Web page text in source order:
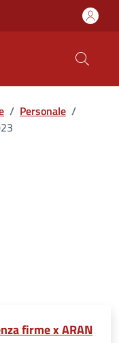
/ Personale /
firme x ARAN